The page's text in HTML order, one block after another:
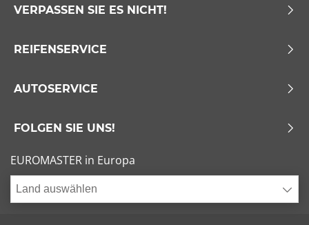
VERPASSEN SIE ES NICHT!
REIFENSERVICE
AUTOSERVICE
FOLGEN SIE UNS!
EUROMASTER in Europa
Land auswählen